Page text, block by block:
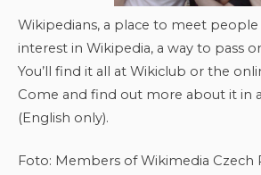
Wikipedians, a place to meet people
interest in Wikipedia, a way to pass
You’ll find it all at Wikiclub or the
Come and find out more about it in
(English only).
Foto: Members of Wikimedia Czech